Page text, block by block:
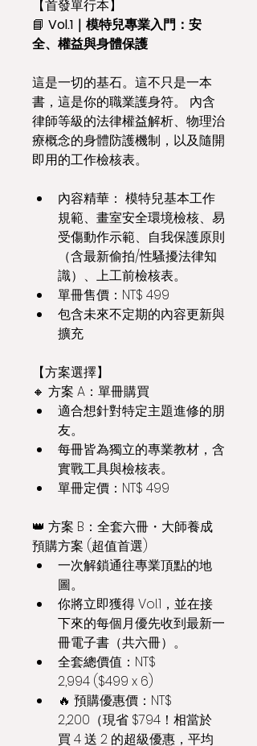
【首發單行本】
📘 Vol.1｜模特兒專業入門：安
全、權益與身體保護
這是一切的基石。這不只是一本
書，這是你的職業護身符。 內含
律師等級的法律權益解析、物理治
療概念的身體防護機制，以及隨開
即用的工作檢核表。
內容精華： 模特兒基本工作
規範、畫室安全環境檢核、易
受傷動作示範、自我保護原則
（含最新偷拍/性騷擾法律知
識）、上工前檢核表。
單冊售價：NT$ 499
包含未來不定期的內容更新與
擴充
【方案選擇】
🔸 方案 A：單冊購買
適合想針對特定主題進修的朋
友。
每冊皆為獨立的專業教材，含
實戰工具與檢核表。
單冊定價：NT$ 499
👑 方案 B：全套六冊・大師養成
預購方案 (超值首選)
一次解鎖通往專業頂點的地
圖。
你將立即獲得 Vol.1，並在接
下來的每個月優先收到最新一
冊電子書（共六冊）。
全套總價值：NT$
2,994 ($499 x 6)
🔥 預購優惠價：NT$
2,200（現省 $794！相當於
買 4 送 2 的超級優惠，平均